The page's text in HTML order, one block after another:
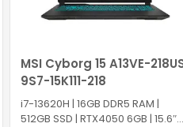
MSI Cyborg 15 A13VE-
9S7-15K111-218
i7-13620H | 16GB DDR5 RAM |
512GB SSD | RTX4050 6GB | 15.6″